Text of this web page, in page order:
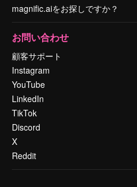
magnific.aiをお探しですか？
お問い合わせ
顧客サポート
Instagram
YouTube
LinkedIn
TikTok
Discord
X
Reddit